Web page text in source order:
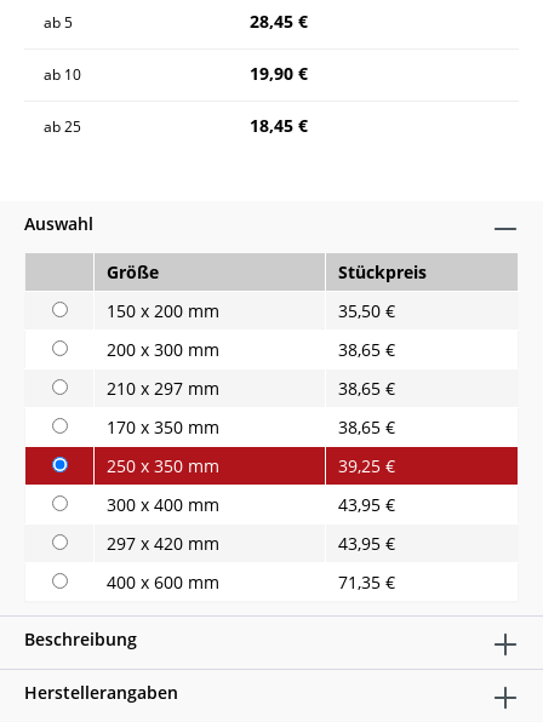
ab5 28,45 €
ab 10 19,90 €
ab25 18,45 €
Auswahl
Größe
Stückpreis
150 x 200 mm
35,50 €
200 x 300 mm
38,65 €
210 x 297 mm
38,65 €
170 x 350 mm
38,65 €
250 x 350 mm
39,25 €
300 x 400 mm
43,95 €
297 x 420 mm
43,95 €
400 x 600 mm
71,35 €
Beschreibung
Herstellerangaben